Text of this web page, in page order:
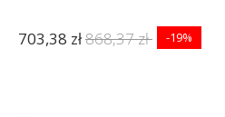
703,38 zł868,37 zł -19%